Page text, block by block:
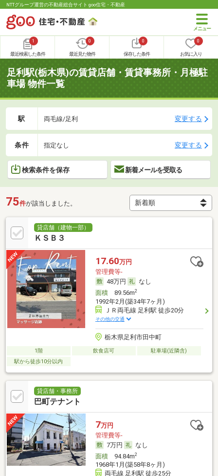
NTTグループ運営の不動産総合サイト goo住宅・不動産
1
最近検索した条件
0
最近見た物件
0
保存した条件
0
お気に入り
足利駅(栃木県)の賃貸店舗・賃貸事務所・月極駐
車場 物件一覧
駅 両毛線/足利 変更する
条件 指定なし 変更する
検索条件を保存 新着メールを受取る
75件が該当しました。
貸店舗（建物一部）
ＫＳＢ３
17.60万円
管理費等-
48万円
なし
面積89.56m2
1992年2月(築34年7ヶ月)
ＪＲ両毛線 足利駅 徒歩20分
その他の交通
栃木県足利市田中町
1階 飲食店可
駐車場(近隣含)
駅から徒歩10分以内
貸店舗・事務所
巴町テナント
7万円
管理費等-
7万円
なし
面積94.84m2
1968年1月(築58年8ヶ月)
両毛線 足利駅 徒歩25分